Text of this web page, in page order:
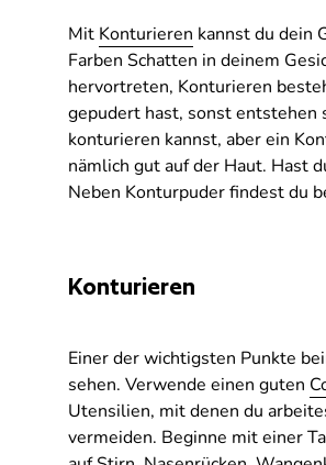
Mit Konturieren kannst du dein
Farben Schatten in deinem
hervortreten, Konturieren
gepudert hast, sonst entstehen
konturieren kannst, aber ein
nämlich gut auf der Haut. Hast
Neben Konturpuder findest du
Konturieren
Einer der wichtigsten Punkte
sehen. Verwende einen guten
Utensilien, mit denen du
vermeiden. Beginne mit einer